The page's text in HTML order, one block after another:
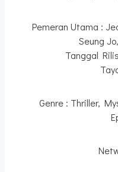
Pemeran Utama :
Seung
Tanggal
Genre : Thriller,